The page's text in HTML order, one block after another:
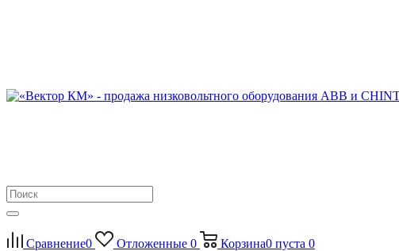
Сравнение0 Отложенные 0 Корзина0 пуста 0